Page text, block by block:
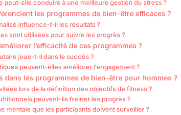
peut-elle conduire à une meilleure gestion du stress ?
les programmes de bien-être efficaces ?
influence-t-il les résultats ?
sont utilisées pour suivre les progrès ?
l’efficacité de ces programmes ?
joue-t-il dans le succès ?
peuvent-elles améliorer l’engagement ?
dans les programmes de bien-être pour hommes ?
lors de la définition des objectifs de fitness ?
peuvent-ils freiner les progrès ?
mentale que les participants doivent surveiller ?